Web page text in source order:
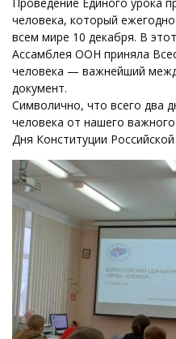
человека, который
всем мире 10 декабря. В
Ассамблея ООН приняла
человека — важнейший
документ.
Символично, что всего два
человека от нашего
Дня Конституции